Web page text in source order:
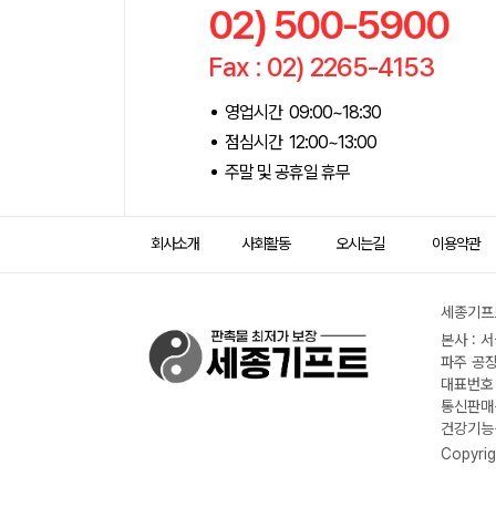
02) 500-5900
Fax : 02) 2265-4153
영업시간 09:00~18:30
점심시간 12:00~13:00
주말 및 공휴일 휴무
회사소개 사회활동 오시는길 이용약관
세종기
본사 :
파주 공
대표번
통신판
건강기